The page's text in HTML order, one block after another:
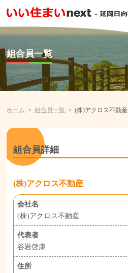
組合員一覧
ホーム 組合員一覧 (株)アクロス不動産
組合員詳細
(株)アクロス不動産
会社名
(株)アクロス不動産
代表者
谷岩啓康
住所